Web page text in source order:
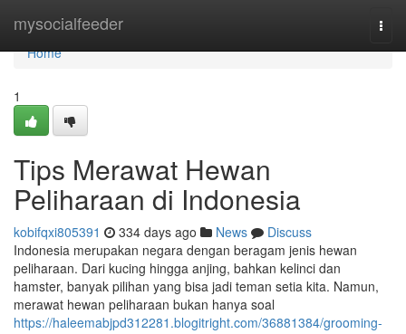
mysocialfeeder
Home
Home
1
Tips Merawat Hewan
Peliharaan di Indonesia
kobifqxi805391 334 days ago News
Discuss
Indonesia merupakan negara dengan beragam jenis hewan
peliharaan. Dari kucing hingga anjing, bahkan kelinci dan
hamster, banyak pilihan yang bisa jadi teman setia kita. Namun,
merawat hewan peliharaan bukan hanya soal
https://haleemabjpd312281.blogitright.com/36881384/grooming-